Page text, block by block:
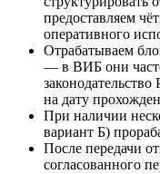
предоставляем
оперативного
Отрабатываем
— в ВИБ они
на дату
При наличии
вариант Б)
После передачи
согласованного